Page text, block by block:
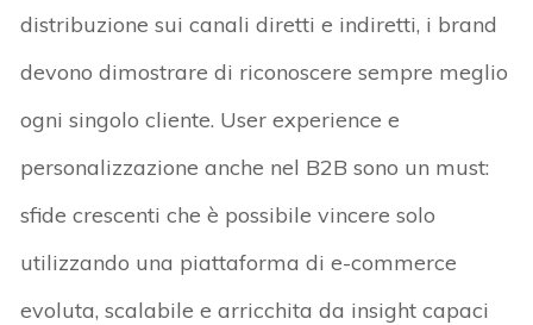
distribuzione sui canali diretti e indiretti, i brand
devono dimostrare di riconoscere sempre meglio
ogni singolo cliente. User experience e
personalizzazione anche nel B2B sono un must:
sfide crescenti che è possibile vincere solo
utilizzando una piattaforma di e-commerce
evoluta, scalabile e arricchita da insight capaci